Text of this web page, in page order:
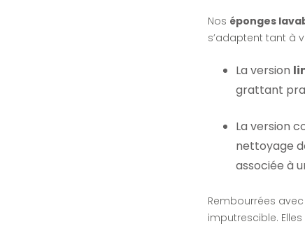
Nos éponges
s’adaptent tant à
La version
grattant
La version
nettoyage
associée à
Rembourrées
imputrescible.